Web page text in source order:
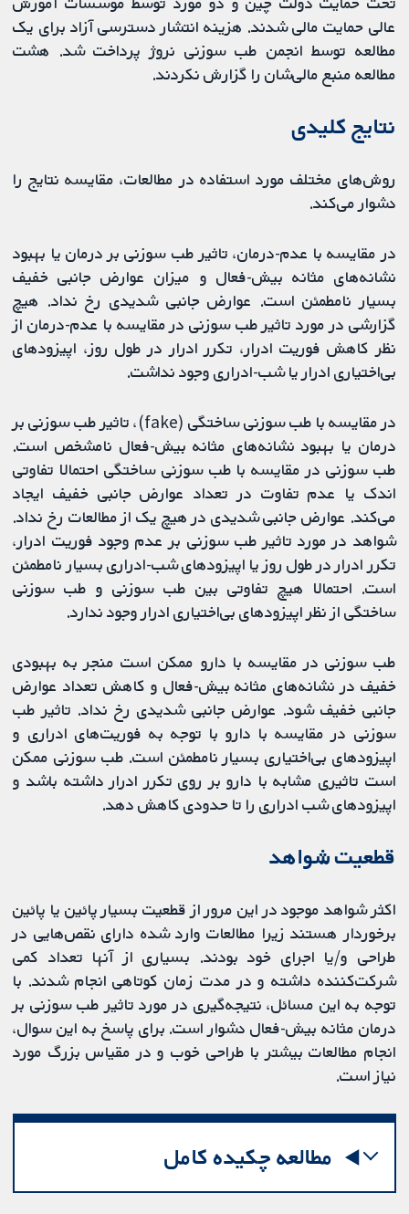
عالی حمایت مالی شدند. هزینه انتشار دسترسی آزاد برای یک
مطالعه توسط انجمن طب سوزنی نروژ پرداخت شد. هشت
مطالعه منبع مالی‌شان را گزارش نکردند.
نتایج کلیدی
روش‌های مختلف مورد استفاده در مطالعات، مقایسه نتایج را
دشوار می‌کند.
در مقایسه با عدم-درمان، تاثیر طب سوزنی بر درمان یا بهبود
نشانه‌های مثانه بیش-فعال و میزان عوارض جانبی خفیف
بسیار نامطمئن است. عوارض جانبی شدیدی رخ نداد. هیچ
گزارشی در مورد تاثیر طب سوزنی در مقایسه با عدم-درمان از
نظر کاهش فوریت ادرار، تکرر ادرار در طول روز، اپیزودهای
بی‌اختیاری ادرار یا شب-ادراری وجود نداشت.
در مقایسه با طب سوزنی ساختگی (fake)، تاثیر طب سوزنی بر
درمان یا بهبود نشانه‌های مثانه بیش-فعال نامشخص است.
طب سوزنی در مقایسه با طب سوزنی ساختگی احتمالا تفاوتی
اندک یا عدم تفاوت در تعداد عوارض جانبی خفیف ایجاد
می‌کند. عوارض جانبی شدیدی در هیچ یک از مطالعات رخ نداد.
شواهد در مورد تاثیر طب سوزنی بر عدم وجود فوریت ادرار،
تکرر ادرار در طول روز یا اپیزودهای شب-ادراری بسیار نامطمئن
است. احتمالا هیچ تفاوتی بین طب سوزنی و طب سوزنی
ساختگی از نظر اپیزودهای بی‌اختیاری ادرار وجود ندارد.
طب سوزنی در مقایسه با دارو ممکن است منجر به بهبودی
خفیف در نشانه‌های مثانه بیش-فعال و کاهش تعداد عوارض
جانبی خفیف شود. عوارض جانبی شدیدی رخ نداد. تاثیر طب
سوزنی در مقایسه با دارو با توجه به فوریت‌های ادراری و
اپیزودهای بی‌اختیاری بسیار نامطمئن است. طب سوزنی ممکن
است تاثیری مشابه با دارو بر روی تکرر ادرار داشته باشد و
اپیزودهای شب ادراری را تا حدودی کاهش دهد.
قطعیت شواهد
اکثر شواهد موجود در این مرور از قطعیت بسیار پائین یا پائین
برخوردار هستند زیرا مطالعات وارد شده دارای نقص‌هایی در
طراحی و/یا اجرای خود بودند. بسیاری از آنها تعداد کمی
شرکت‌کننده داشته و در مدت زمان کوتاهی انجام شدند. با
توجه به این مسائل، نتیجه‌گیری در مورد تاثیر طب سوزنی بر
درمان مثانه بیش-فعال دشوار است. برای پاسخ به این سوال،
انجام مطالعات بیشتر با طراحی خوب و در مقیاس بزرگ مورد
نیاز است.
مطالعه چکیده کامل